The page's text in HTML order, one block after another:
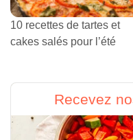
10 recettes de tartes et
cakes salés pour l’été
Recevez